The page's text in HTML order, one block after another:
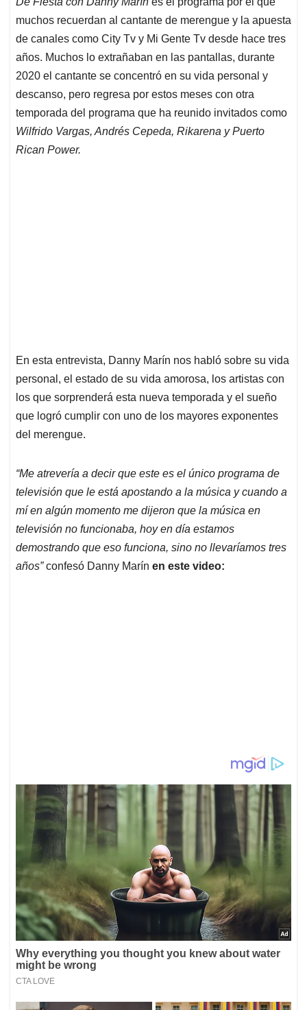
s
A
p
p
b
o
o
k
e
d
I
n
l
a
d
s
muchos recuerdan al cantante de merengue y la apuesta
de canales como City Tv y Mi Gente Tv desde hace tres
años. Muchos lo extrañaban en las pantallas, durante
2020 el cantante se concentró en su vida personal y
descanso, pero regresa por estos meses con otra
temporada del programa que ha reunido invitados como
Wilfrido Vargas, Andrés Cepeda, Rikarena y Puerto
Rican Power.
En esta entrevista, Danny Marín nos habló sobre su vida
personal, el estado de su vida amorosa, los artistas con
los que sorprenderá esta nueva temporada y el sueño
que logró cumplir con uno de los mayores exponentes
del merengue.
“Me atrevería a decir que este es el único programa de
televisión que le está apostando a la música y cuando a
mí en algún momento me dijeron que la música en
televisión no funcionaba, hoy en día estamos
demostrando que eso funciona, sino no llevaríamos tres
años”confesó Danny Marín en este video: